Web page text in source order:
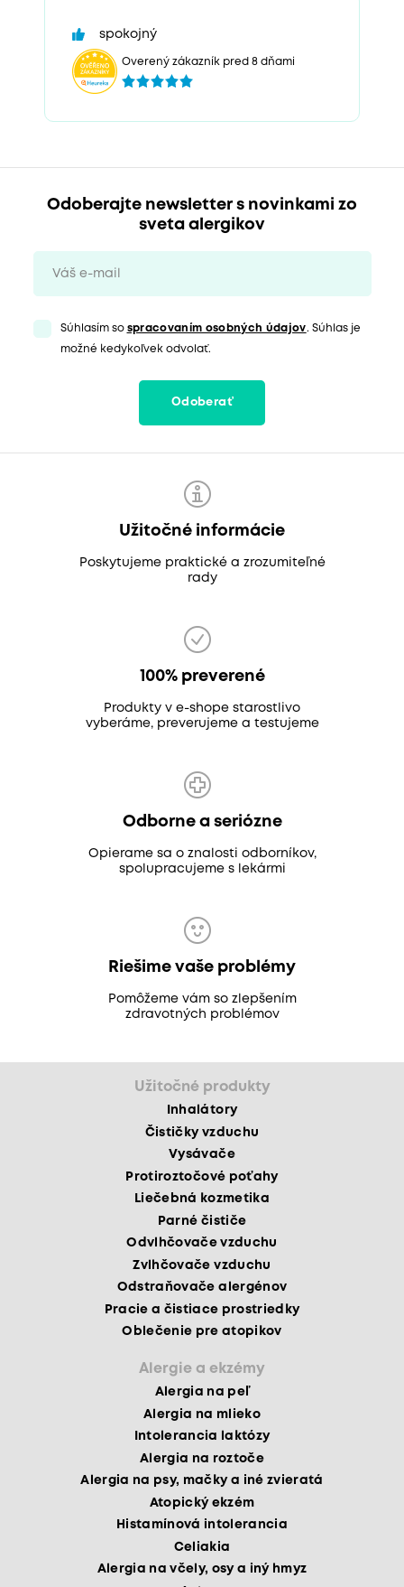
spokojný
Overený zákazník pred 8 dňami
Odoberajte newsletter s novinkami zo
sveta alergikov
Súhlasím so spracovaním osobných údajov. Súhlas je
možné kedykoľvek odvolať.
Odoberať
Užitočné informácie
Poskytujeme praktické a zrozumiteľné
rady
100% preverené
Produkty v e-shope starostlivo
vyberáme, preverujeme a testujeme
Odborne a seriózne
Opierame sa o znalosti odborníkov,
spolupracujeme s lekármi
Riešime vaše problémy
Pomôžeme vám so zlepšením
zdravotných problémov
Užitočné produkty
Inhalátory
Čističky vzduchu
Vysávače
Protiroztočové poťahy
Liečebná kozmetika
Parné čističe
Odvlhčovače vzduchu
Zvlhčovače vzduchu
Odstraňovače alergénov
Pracie a čistiace prostriedky
Oblečenie pre atopikov
Alergie a ekzémy
Alergia na peľ
Alergia na mlieko
Intolerancia laktózy
Alergia na roztoče
Alergia na psy, mačky a iné zvieratá
Atopický ekzém
Histamínová intolerancia
Celiakia
Alergia na včely, osy a iný hmyz